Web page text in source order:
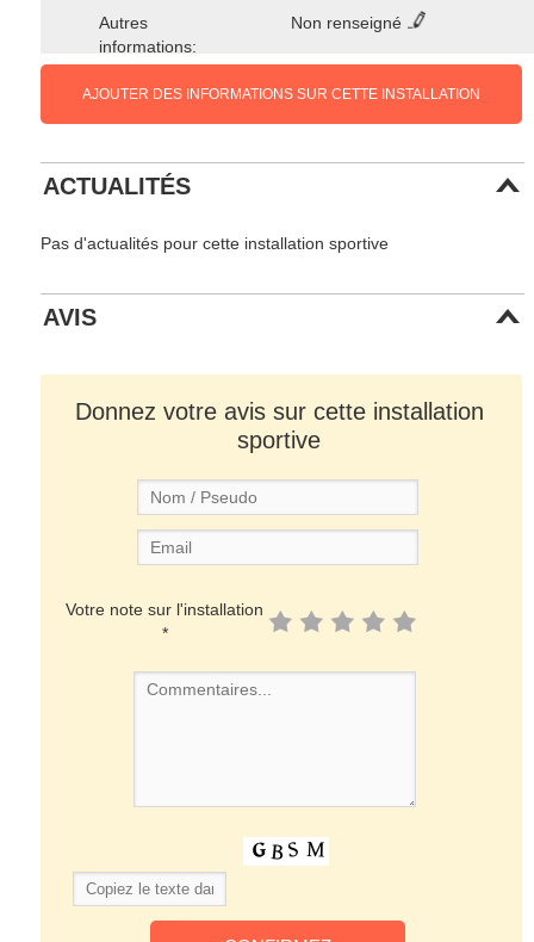
Autres
informations:
Non renseigné
AJOUTER DES INFORMATIONS SUR CETTE INSTALLATION
ACTUALITÉS
Pas d'actualités pour cette installation sportive
AVIS
Donnez votre avis sur cette installation
sportive
Votre note sur l'installation
*